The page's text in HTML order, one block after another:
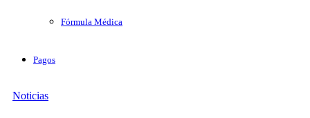
Fórmula Médica
Pagos
Noticias